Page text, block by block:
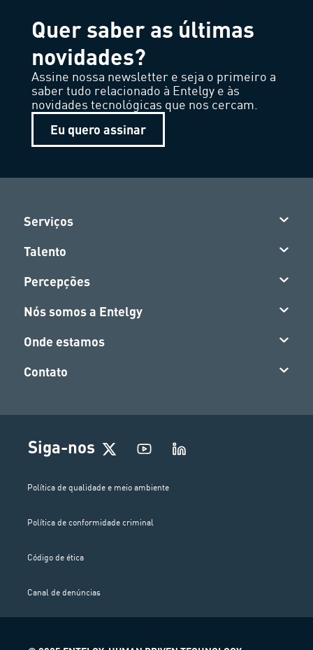
Quer saber as últimas
novidades?
Assine nossa newsletter e seja o primeiro a
saber tudo relacionado à Entelgy e às
novidades tecnológicas que nos cercam.
Eu quero assinar
Serviços
Talento
Percepções
Nós somos a Entelgy
Onde estamos
Contato
Siga-nos
Política de qualidade e meio ambiente
Política de conformidade criminal
Código de ética
Canal de denúncias